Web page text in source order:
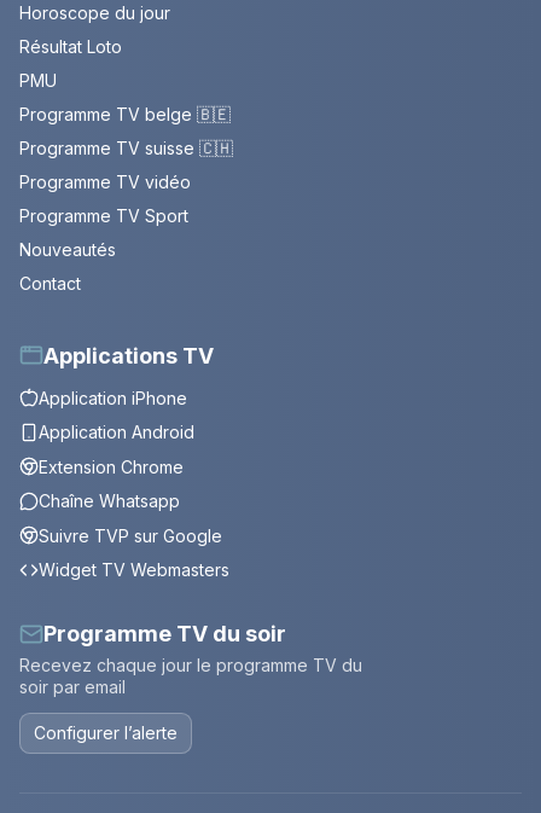
Horoscope du jour
Résultat Loto
PMU
Programme TV belge 🇧🇪
Programme TV suisse 🇨🇭
Programme TV vidéo
Programme TV Sport
Nouveautés
Contact
Applications TV
Application iPhone
Application Android
Extension Chrome
Chaîne Whatsapp
Suivre TVP sur Google
Widget TV Webmasters
Programme TV du soir
Recevez chaque jour le programme TV du
soir par email
Configurer l’alerte